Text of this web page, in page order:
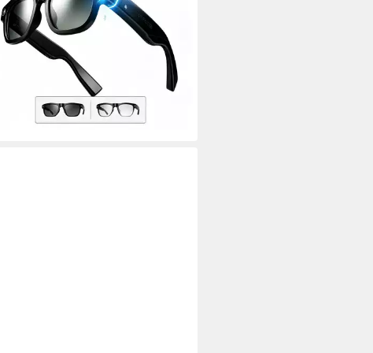
8 Std.
max. Laufzeit
5.4 Bluetooth
89,99 € UVP219,99 €
lieferbar - in 3-4 Werktagen bei dir